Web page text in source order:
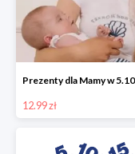
12.99 zł